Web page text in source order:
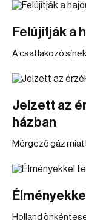
Felújítják a
A csatlakozó
Jelzett az
házban
Mérgező gáz
Holland